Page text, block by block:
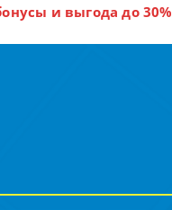
и выгода до 30%